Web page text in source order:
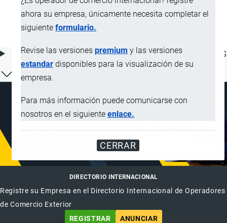
ahora su empresa, únicamente necesita completar el
siguienteformulario.
Revise las versionespremium y las versiones
estandar disponibles para la visualización de su
empresa.
Para más información puede comunicarse con
nosotros en el siguienteenlace.
CERRAR
similares para fregar, lustrar o usos
análogos, de aluminio
ÍNDICE DE CONTENIDOS
DIRECTORIO INTERNACIONAL
Registre su Empresa en el Directorio Internacional de Operadores
de Comercio Exterior
REGISTRAR
ANUNCIAR